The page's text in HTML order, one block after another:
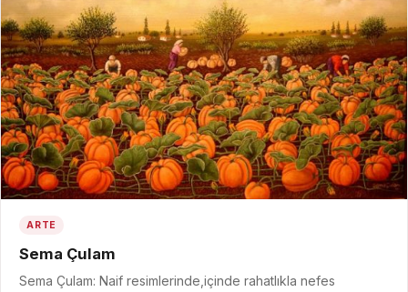
ARTE
Sema Çulam
Sema Çulam: Naif resimlerinde,içinde rahatlıkla nefes